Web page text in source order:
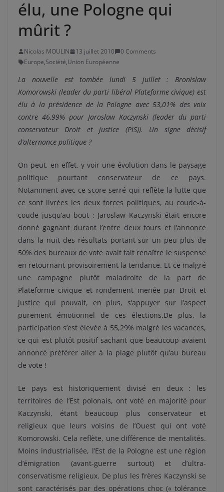
élu, une Pologne qui
mûrit ?
Nicolas MOULIN 13 juillet 2010
0 Comments
Europe,Société,Union Européenne
La nouvelle est tombée lundi 5 juillet : Bronislaw
Komorowski (leader du parti libéral Plateforme civique) est
élu à la présidence de la Pologne avec 53,01% des voix
contre 46,99% pour Jaroslaw Kaczynski (leader du parti
conservateur Droit et justice (PiS)). Un signe décisif
d’alternance politique ?
On peut, en effet, y voir une évolution dans le paysage
politique pourtant conservateur de ce pays.
Notamment avec ce score serré qui reflète la lutte que
ce sont livrées les deux forces politiques, au coude-à-
coude jusqu’au bout : Jaroslaw Kaczynski était encore
donné gagnant durant l’entre deux tours et l’annonce
dans la nuit des résultats portant sur un peu plus de
50% des bureaux de vote avait fait renaître le suspense
en retournant provisoirement la tendance. Et ce malgré
une campagne plutôt maladroite de la part de
Plateforme civique et rondement menée par Droit et
justice qui pouvait, en plus, s’appuyer sur l’aspect
purement émotionnel de ces élections.De plus, la
participation s’est élevée à 55,29% malgré les vacances,
ce qui est plutôt positif sachant que beaucoup avaient
annoncé préférer aller à la plage plutôt qu’au bureau
de vote !
Le pays est historiquement divisé en deux : les
territoires de l’Est polonais, ont voté en majorité pour
Kaczynski, étant beaucoup plus conservateur et
religieux que leurs voisins de l’Ouest qui ont voté
Komorowski. Cela reflète, une différence de mentalités.
Moins industrialisée, l’Est de la Pologne est une région
d’émigration (avant-guerre surtout) et d’ultra-
conservatisme religieux. De plus les frères Kaczynski se
sont caractérisés par des opérations choc (« tolérance